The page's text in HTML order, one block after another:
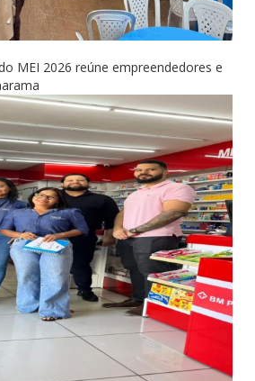
MEI 2026 reúne empreendedores e